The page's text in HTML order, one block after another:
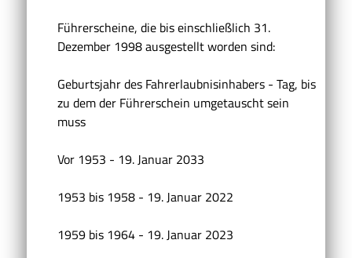
Führerscheine, die bis einschließlich 31.
Dezember 1998 ausgestellt worden sind:
Geburtsjahr des Fahrerlaubnisinhabers - Tag, bis
zu dem der Führerschein umgetauscht sein
muss
Vor 1953 - 19. Januar 2033
1953 bis 1958 - 19. Januar 2022
1959 bis 1964 - 19. Januar 2023